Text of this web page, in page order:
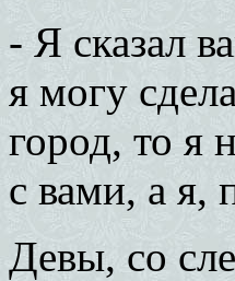
- Я сказал
я могу
город, то я
с вами, а я,
Девы, со